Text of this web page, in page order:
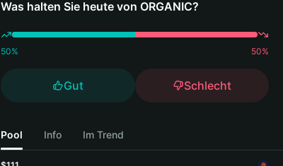
Was halten Sie heute von ORGANIC?
50% 50%
Gut Schlecht
Pool Info Im Trend